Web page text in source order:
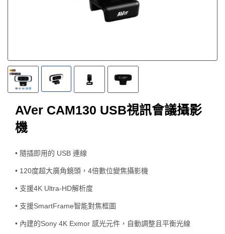
AVer CAM130 USB視訊會議攝影
機
• 隨插即用的 USB 連線
• 120度超大廣角鏡頭，4倍數位變焦攝影機
• 支援4K Ultra-HD解析度
• 支援SmartFrame智能對焦框圖
• 內建的Sony 4K Exmor 感光元件，自動調整且平衡光線